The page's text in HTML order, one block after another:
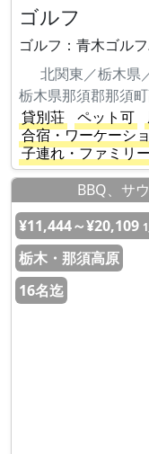
ゴルフ
ゴルフ：青木ゴル
北関東／栃木県
栃木県那須郡那須
貸別荘
ペット可
合宿・ワーケーシ
子連れ・ファミリ
BBQ、サ
¥11,444～¥20,109
栃木・那須高原
16名迄